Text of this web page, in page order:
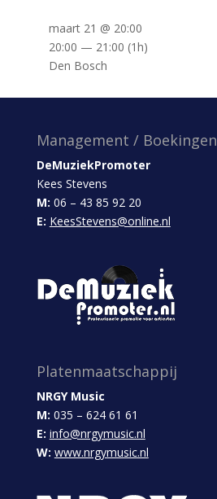
maart 21 @ 20:00
20:00 — 21:00 (1h)
Den Bosch
Management / Boekingen
DeMuziekPromoter
Kees Stevens
M: 06 – 43 85 92 20
E: KeesStevens@online.nl
Platenmaatschappij
NRGY Music
M: 035 – 624 61 61
E: info@nrgymusic.nl
W: www.nrgymusic.nl